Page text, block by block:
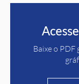
Baixe o PDF